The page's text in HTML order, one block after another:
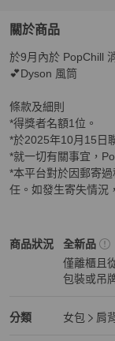
關於商品
關於[已結束] 9月
於9月內於 PopChill
💕Dyson 風筒
條款及細則
*得獎者名額1位。
*於2025年10月15日
*就一切有關事宜，
*本平台對於因郵寄
任。如發生寄失情況
商品狀況
3.1 Phillip Lim女包商
全新品
僅離櫃且
包裝或吊
分類
3.1 Phillip Lim女包分
女包
肩